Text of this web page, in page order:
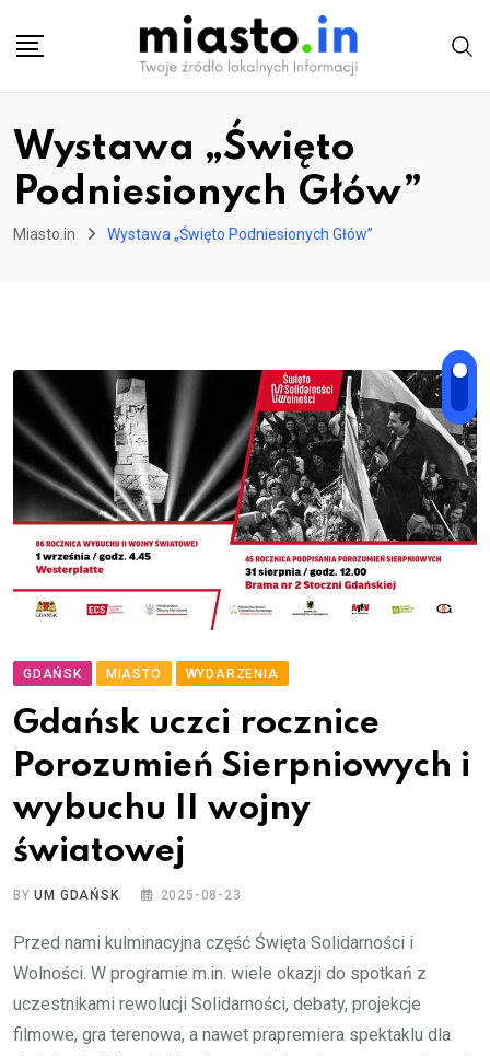
Wystawa „Święto
Podniesionych Głów”
Miasto.in Wystawa „Święto Podniesionych Głów”
GDAŃSK MIASTO WYDARZENIA
Gdańsk uczci rocznice
Porozumień Sierpniowych i
wybuchu II wojny
światowej
BYUM GDAŃSK 2025-08-23
Przed nami kulminacyjna część Święta Solidarności i
Wolności. W programie m.in. wiele okazji do spotkań z
uczestnikami rewolucji Solidarności, debaty, projekcje
filmowe, gra terenowa, a nawet prapremiera spektaklu dla